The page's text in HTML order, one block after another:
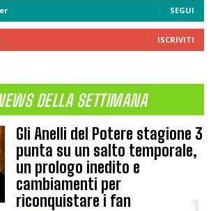
SEGUI
ISCRIVITI
DELLA SETTIMANA
Gli Anelli del Potere stagione 3
punta su un salto temporale,
un prologo inedito e
cambiamenti per
riconquistare i fan